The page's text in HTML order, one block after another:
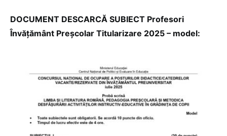
DOCUMENT DESCARCĂ SUBIECT Profesori
Învățământ Preșcolar Titularizare 2025 – model: